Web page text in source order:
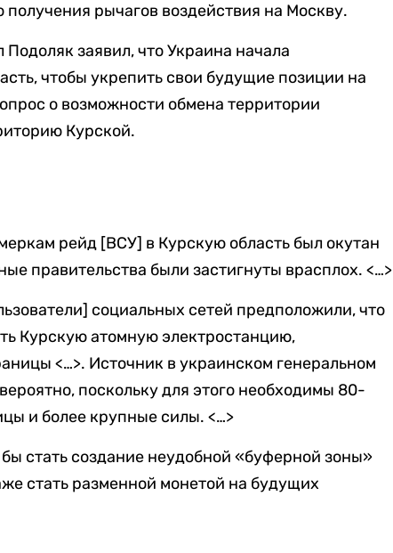
получения рычагов воздействия на Москву.
заявил, что Украина начала
чтобы укрепить свои будущие позиции на
о возможности обмена территории
Курской.
рейд [ВСУ] в Курскую область был окутан
правительства были застигнуты врасплох. <…>
социальных сетей предположили, что
Курскую атомную электростанцию,
<…>. Источник в украинском генеральном
поскольку для этого необходимы 80-
и более крупные силы. <…>
стать создание неудобной «буферной зоны»
стать разменной монетой на будущих